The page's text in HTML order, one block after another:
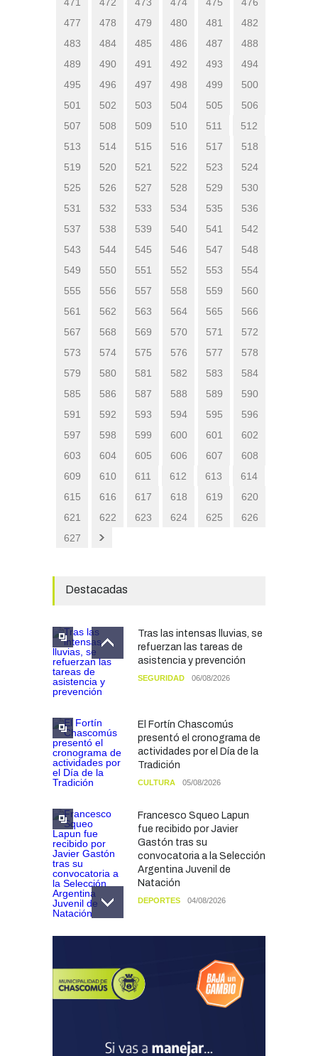
477
478 479 480 481
482
483
484 485 486 487
488
489
490 491 492 493
494
495
496 497 498 499
500
501
502 503 504 505
506
507
508 509 510 511
512
513
514 515 516 517
518
519
520 521 522 523
524
525
526 527 528 529
530
531
532 533 534 535
536
537
538 539 540 541
542
543
544 545 546 547
548
549
550 551 552 553
554
555
556 557 558 559
560
561
562 563 564 565
566
567
568 569 570 571
572
573
574 575 576 577
578
579
580 581 582 583
584
585
586 587 588 589
590
591
592 593 594 595
596
597
598 599 600 601
602
603
604 605 606 607
608
609
610 611 612 613
614
615
616 617 618 619
620
621
622 623 624 625
626
627
Destacadas
Tras las intensas lluvias, se
refuerzan las tareas de
asistencia y prevención
SEGURIDAD 06/08/2026
El Fortín Chascomús
presentó el cronograma de
actividades por el Día de la
Tradición
CULTURA 05/08/2026
Francesco Squeo Lapun
fue recibido por Javier
Gastón tras su
convocatoria a la Selección
Argentina Juvenil de
Natación
DEPORTES 04/08/2026
dejaron una mejora en la
ocupación turística, aunque
el sector mantiene la
preocupación por la crisis